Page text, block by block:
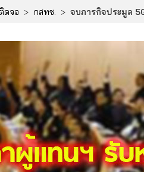
ดจอ > กสทช. > จบภารกิจประมูล